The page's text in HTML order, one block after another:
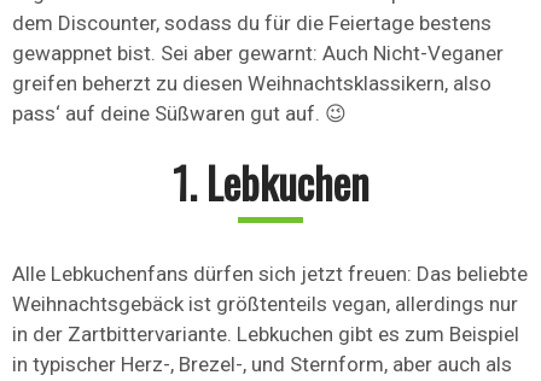
dem Discounter, sodass du für die Feiertage bestens
gewappnet bist. Sei aber gewarnt: Auch Nicht-Veganer
greifen beherzt zu diesen Weihnachtsklassikern, also
pass‘ auf deine Süßwaren gut auf. 😉
1. Lebkuchen
Alle Lebkuchenfans dürfen sich jetzt freuen: Das beliebte
Weihnachtsgebäck ist größtenteils vegan, allerdings nur
in der Zartbittervariante. Lebkuchen gibt es zum Beispiel
in typischer Herz-, Brezel-, und Sternform, aber auch als